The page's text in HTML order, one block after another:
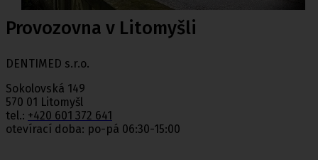
Provozovna v Litomyšli
DENTIMED s.r.o.
Sokolovská 149
570 01 Litomyšl
tel.: +420 601 372 641
otevírací doba: po-pá 06:30-15:00